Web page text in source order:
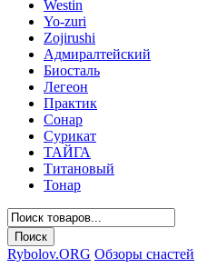
Westin
Yo-zuri
Zojirushi
Адмиралтейский
Биосталь
Легеон
Практик
Сонар
Сурикат
ТАЙГА
Титановый
Тонар
Rybolov.ORG Обзоры снастей